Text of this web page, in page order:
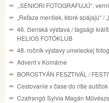
,,SENIORI FOTOGRAFUJÚ“.
„Reťaze mentiek, ktoré spájajú“ /
46. členská výstava / tagsági
HELIOS FOTÓKLUB
48. ročník výstavy umeleckej
Advent v Komárne
BOROSTYÁN FESZTIVÁL /
Cestovanie v čase do ríše
Czafrangó Sylvia Magán